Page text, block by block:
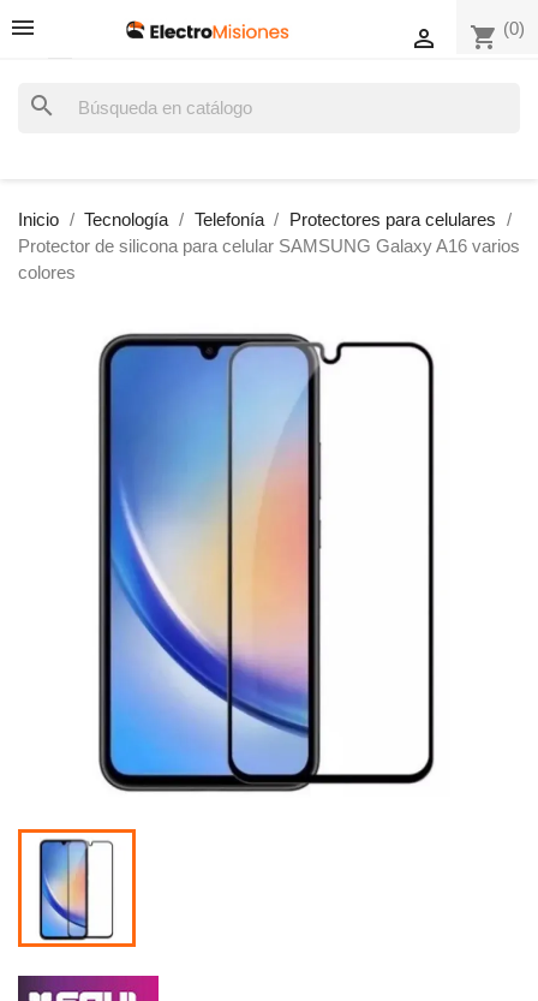
shopping_cart (0)

search
Inicio Tecnología Telefonía
Protectores para celulares
Protector de silicona para celular SAMSUNG Galaxy A16 varios
colores